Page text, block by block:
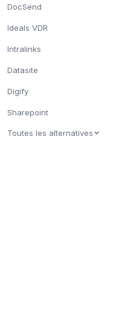
DocSend
Ideals VDR
Intralinks
Datasite
Digify
Sharepoint
Toutes les alternatives